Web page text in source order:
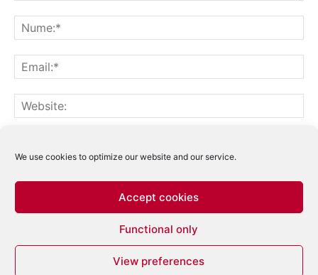
We use cookies to optimize our website and our service.
Accept cookies
Functional only
View preferences
Notifică-mă prin email când sunt publicate articole noi.
Acest site folosește Akismet pentru a reduce
Află cum sunt procesate datele
comentariilor tale